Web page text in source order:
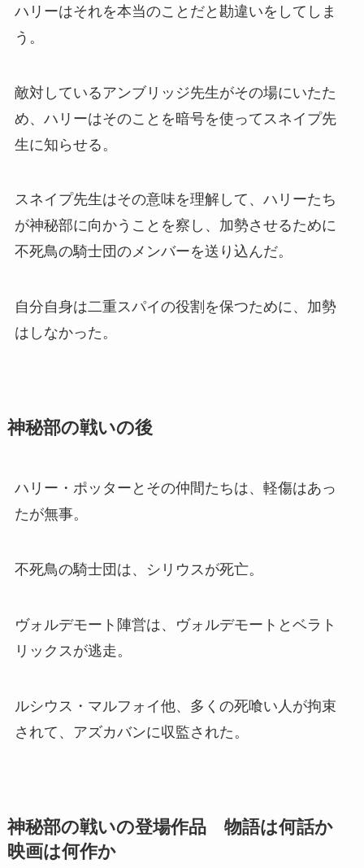
ハリーはそれを本当のことだと勘違いをしてしま
う。
敵対しているアンブリッジ先生がその場にいたた
め、ハリーはそのことを暗号を使ってスネイプ先
生に知らせる。
スネイプ先生はその意味を理解して、ハリーたち
が神秘部に向かうことを察し、加勢させるために
不死鳥の騎士団のメンバーを送り込んだ。
自分自身は二重スパイの役割を保つために、加勢
はしなかった。
神秘部の戦いの後
ハリー・ポッターとその仲間たちは、軽傷はあっ
たが無事。
不死鳥の騎士団は、シリウスが死亡。
ヴォルデモート陣営は、ヴォルデモートとベラト
リックスが逃走。
ルシウス・マルフォイ他、多くの死喰い人が拘束
されて、アズカバンに収監された。
神秘部の戦いの登場作品 物語は何話か
映画は何作か